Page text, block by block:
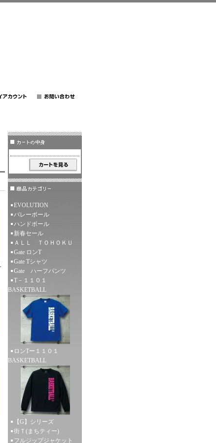
EVOLUTION
バレーボール
ハンドボール
新春セール
ＡＬＬ ＴＯＨＯＫＵ
Gate ロンT
Gate Tシャツ
Gate ハーフパンツ
T－１１０１
BASKETBALL
ロンTー１１０１
BASKETBALL
【G】シリーズ
街Ｔ(まちティー)
フルジップジャケット